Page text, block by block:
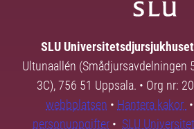
SLU Universitetsdjursjukhuset
Ultunaallén (Smådjursavdelningen
3C), 756 51 Uppsala. • Org nr:
webbplatsen • Hantera kakor •
personuppgifter • SLU